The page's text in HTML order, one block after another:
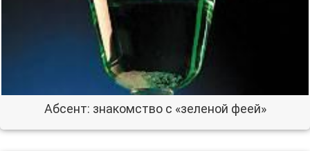
Абсент: знакомство с «зеленой феей»